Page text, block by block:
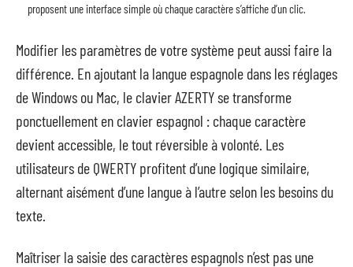
proposent une interface simple où chaque caractère s’affiche d’un clic.
Modifier les paramètres de votre système peut aussi faire la
différence. En ajoutant la langue espagnole dans les réglages
de Windows ou Mac, le clavier AZERTY se transforme
ponctuellement en clavier espagnol : chaque caractère
devient accessible, le tout réversible à volonté. Les
utilisateurs de QWERTY profitent d’une logique similaire,
alternant aisément d’une langue à l’autre selon les besoins du
texte.
Maîtriser la saisie des caractères espagnols n’est pas une